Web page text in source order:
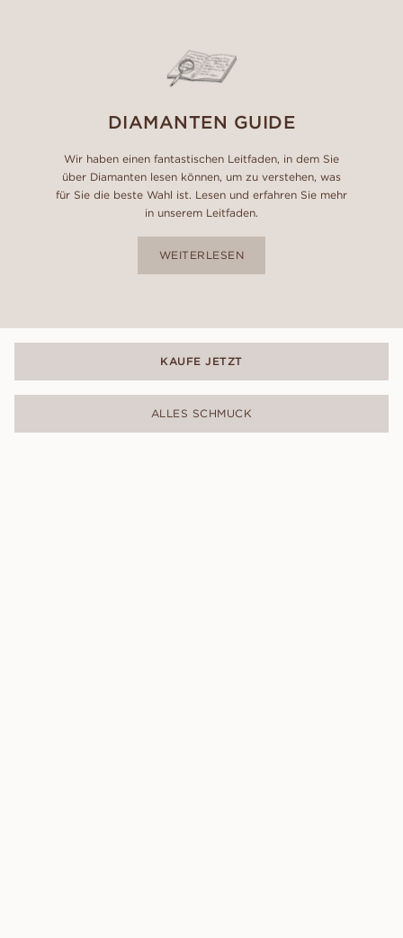
DIAMANTEN GUIDE
Wir haben einen fantastischen Leitfaden, in dem Sie
über Diamanten lesen können, um zu verstehen, was
für Sie die beste Wahl ist. Lesen und erfahren Sie mehr
in unserem Leitfaden.
WEITERLESEN
KAUFE JETZT
ALLES SCHMUCK